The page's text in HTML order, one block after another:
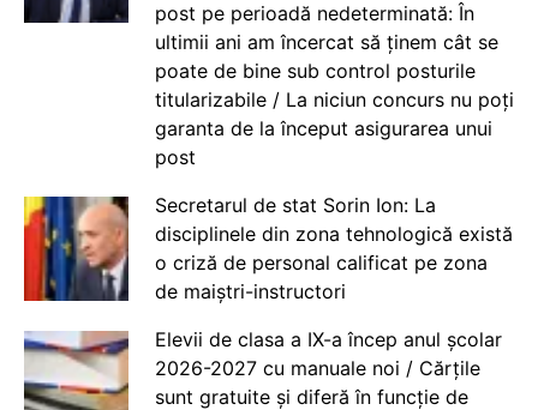
post pe perioadă nedeterminată: În
ultimii ani am încercat să ținem cât se
poate de bine sub control posturile
titularizabile / La niciun concurs nu poți
garanta de la început asigurarea unui
post
Secretarul de stat Sorin Ion: La
disciplinele din zona tehnologică există
o criză de personal calificat pe zona
de maiștri-instructori
Elevii de clasa a IX-a încep anul școlar
2026-2027 cu manuale noi / Cărțile
sunt gratuite și diferă în funcție de